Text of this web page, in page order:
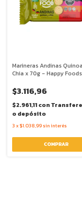
Marineras Andinas
Chia x 70g - Happy Foods
$3.116,96
$2.961,11con
o depósito
3 x $1.038,99 sin interés